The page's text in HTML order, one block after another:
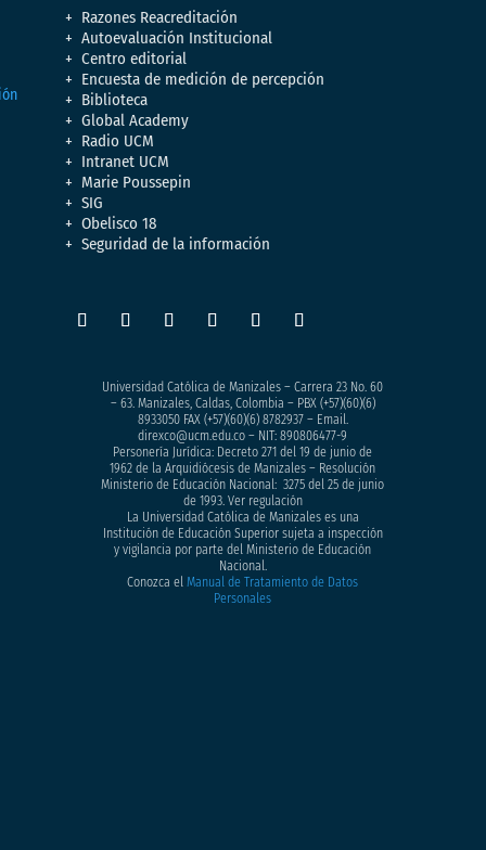
Razones Reacreditación
Autoevaluación Institucional
Centro editorial
Encuesta de medición de percepción
Biblioteca
Global Academy
Radio UCM
Intranet UCM
Marie Poussepin
SIG
Obelisco 18
Seguridad de la información
Universidad Católica de Manizales – Carrera 23 No. 60
– 63. Manizales, Caldas, Colombia – PBX (+57)(60)(6)
8933050FAX (+57)(60)(6) 8782937 – Email.
direxco@ucm.edu.co – NIT: 890806477-9
Personería Jurídica: Decreto 271 del 19 de junio de
1962 de la Arquidiócesis de Manizales – Resolución
Ministerio de Educación Nacional: 3275 del 25 de junio
de 1993. Ver regulación
La Universidad Católica de Manizales es una
Institución de Educación Superior sujeta a inspección
y vigilancia por parte del Ministerio de Educación
Nacional.
Conozca elManual de Tratamiento de Datos
Personales